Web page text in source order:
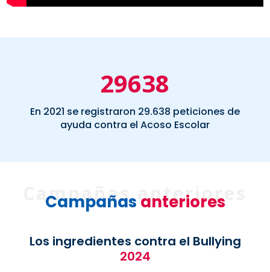
29638
En 2021 se registraron 29.638 peticiones de
ayuda contra el Acoso Escolar
Campañas anteriores
Los ingredientes contra el Bullying
2024